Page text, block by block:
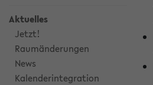
Aktuelles
Jetzt!
Raumänderungen
News
Kalenderintegration